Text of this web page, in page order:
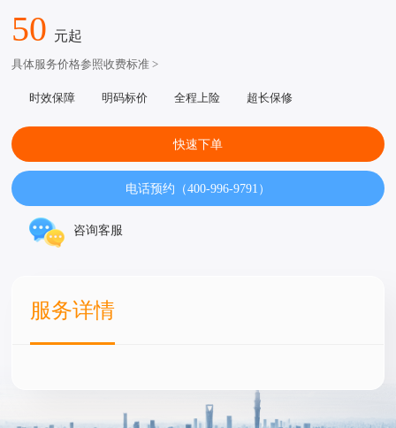
50 元起
具体服务价格参照收费标准 >
时效保障 明码标价 全程上险 超长保修
快速下单
电话预约（400-996-9791）
咨询客服
服务详情